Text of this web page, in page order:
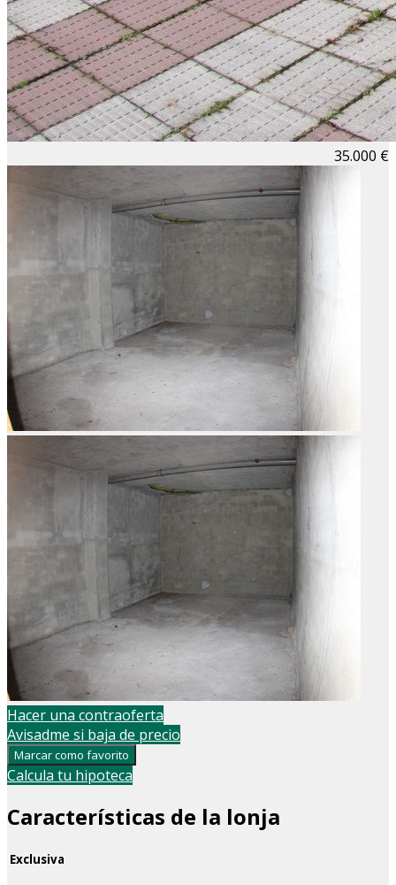
35.000 €
Hacer una contraoferta
Avisadme si baja de precio
Marcar como favorito
Calcula tu hipoteca
Características de la lonja
Exclusiva